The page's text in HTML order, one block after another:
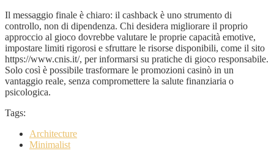
Il messaggio finale è chiaro: il cashback è uno strumento di
controllo, non di dipendenza. Chi desidera migliorare il proprio
approccio al gioco dovrebbe valutare le proprie capacità emotive,
impostare limiti rigorosi e sfruttare le risorse disponibili, come il sito
https://www.cnis.it/, per informarsi su pratiche di gioco responsabile.
Solo così è possibile trasformare le promozioni casinò in un
vantaggio reale, senza compromettere la salute finanziaria o
psicologica.
Tags:
Architecture
Minimalist